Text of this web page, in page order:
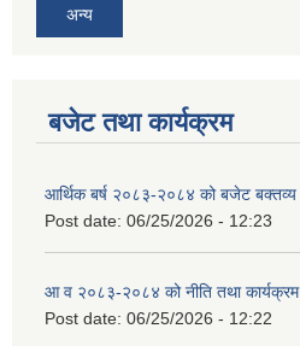
अन्य
बजेट तथा कार्यक्रम
आर्थिक बर्ष २०८३-२०८४ को बजेट बक्तव्य
Post date: 06/25/2026 - 12:23
आ व २०८३-२०८४ को नीति तथा कार्यक्रम
Post date: 06/25/2026 - 12:22